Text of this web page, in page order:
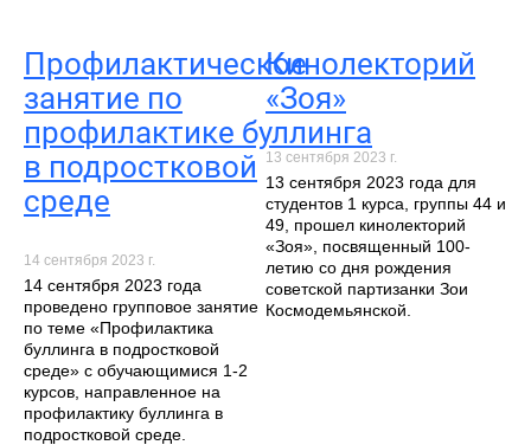
Профилактическое
занятие по
профилактике буллинга
в подростковой
среде
14 сентября 2023 г.
14 сентября 2023 года
проведено групповое занятие
по теме «Профилактика
буллинга в подростковой
среде» с обучающимися 1-2
курсов, направленное на
профилактику буллинга в
подростковой среде.
Кинолекторий
«Зоя»
13 сентября 2023 г.
13 сентября 2023 года для
студентов 1 курса, группы 44 и
49, прошел кинолекторий
«Зоя», посвященный 100-
летию со дня рождения
советской партизанки Зои
Космодемьянской.